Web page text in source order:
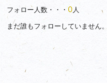
フォロー人数・・・ 0人
まだ誰もフォローしていません。